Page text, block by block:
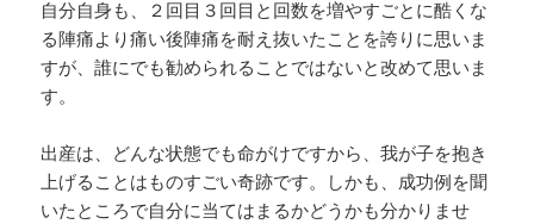
自分自身も、２回目３回目と回数を増やすごとに酷くな
る陣痛より痛い後陣痛を耐え抜いたことを誇りに思いま
すが、誰にでも勧められることではないと改めて思いま
す。
出産は、どんな状態でも命がけですから、我が子を抱き
上げることはものすごい奇跡です。しかも、成功例を聞
いたところで自分に当てはまるかどうかも分かりませ